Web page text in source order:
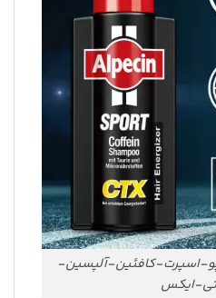
اسپرت-کافئین-آلپسین-
ایکس